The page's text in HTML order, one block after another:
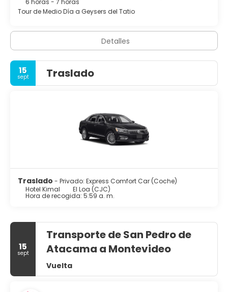
Tour de Medio Día a Geysers del Tatio
Detalles
15
sept Traslado
Traslado - Privado: Express Comfort Car (Coche)
Hotel Kimal
El Loa (CJC)
Hora de recogida: 5:59 a. m.
15
sept
Transporte de San Pedro de
Atacama a Montevideo
Vuelta